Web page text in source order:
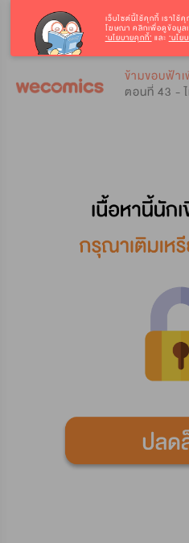
ข้ามขอบฟ้า
ตอนที่ 43 -
เว็บไซต์นี้ใช้คุกกี้ เราใช้
โฆษณา คลิกเพื่อดูข้อมูล
‘นโยบายคุกกี้’ และ ‘นโย